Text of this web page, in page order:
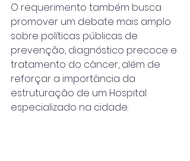
O requerimento também busca
promover um debate mais amplo
sobre políticas públicas de
prevenção, diagnóstico precoce e
tratamento do câncer, além de
reforçar a importância da
estruturação de um Hospital
especializado na cidade.